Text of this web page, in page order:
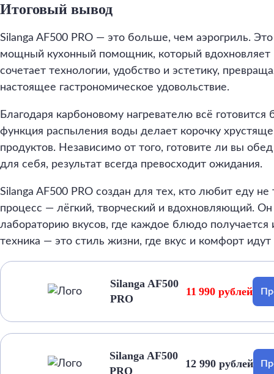
Итоговый вывод
Silanga AF500 PRO — это больше, чем аэрогриль.
мощный кухонный помощник, который вдохновляет
сочетает технологии, удобство и эстетику,
настоящее гастрономическое удовольствие.
Благодаря карбоновому нагревателю всё
функция распыления воды делает корочку
продуктов. Независимо от того, готовите ли вы
для себя, результат всегда превосходит ожидания.
Silanga AF500 PRO создан для тех, кто любит еду не
процесс — лёгкий, творческий и вдохновляющий.
лабораторию вкусов, где каждое блюдо
техника — это стиль жизни, где вкус и комфорт идут
Silanga AF500
PRO
11 990 рублей
Silanga AF500
PRO
12 990 рублей